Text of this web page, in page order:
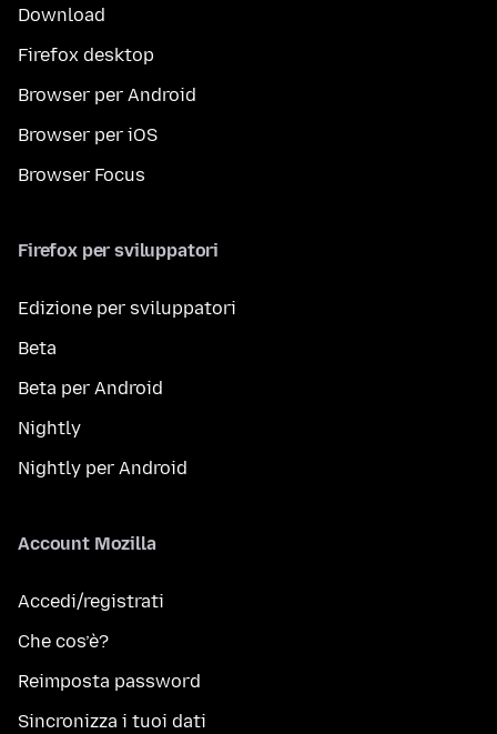
Download
Firefox desktop
Browser per Android
Browser per iOS
Browser Focus
Firefox per sviluppatori
Edizione per sviluppatori
Beta
Beta per Android
Nightly
Nightly per Android
Account Mozilla
Accedi/registrati
Che cos’è?
Reimposta password
Sincronizza i tuoi dati